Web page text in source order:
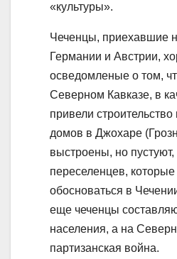
«культуры».
Чеченцы, приехавшие
Германии и Австрии,
осведомленые о том,
Северном Кавказе, в
привели
домов в Джохаре
выстроены, но
переселенцев, которые
обосноваться в
еще чеченцы
населения, а на
партизанская война.